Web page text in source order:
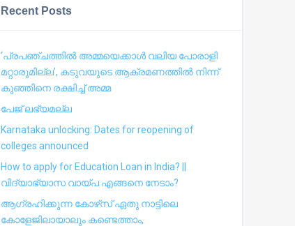
Recent Posts
‘പ്രപഞ്ചത്തില്‍ അമ്മയെക്കാള്‍ വലിയ പോരാളി
മറ്റാരുമില്ല’, കടുവയുടെ ആക്രമണത്തില്‍ നിന്ന്
കുഞ്ഞിനെ രക്ഷിച്ച് അമ്മ
പേജ് ലഭ്യമല്ല
Karnataka unlocking: Dates for reopening of
colleges announced
How to apply for Education Loan in India? ||
വിദ്യാഭ്യാസ വായ്പ എങ്ങനെ നേടാം?
ആഗ്രഹിക്കുന്ന കോഴ്‍സ് ഏതു നാട്ടിലെ
കോളേജിലായാലും കണ്ടെത്താം,